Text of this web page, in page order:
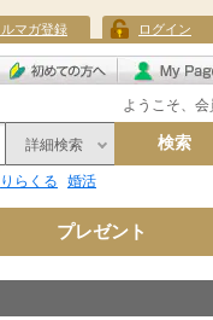
ルマガ登録 ログイン
ようこそ、会
詳細検索 検索
りらくる 婚活
プレゼント